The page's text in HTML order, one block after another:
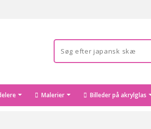
Malerier Billeder på akrylglas